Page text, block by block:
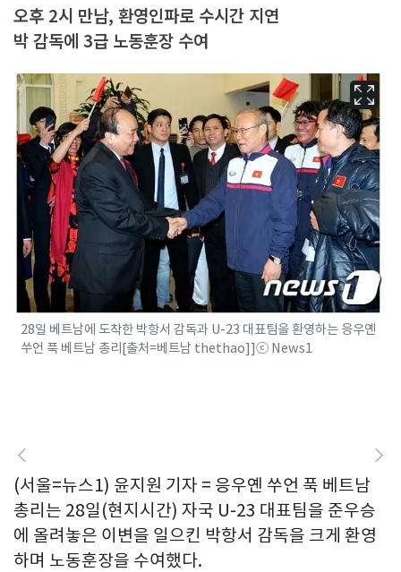
오후 2시 만남, 환영인파로 수시간 지연
박 감독에 3급 노동훈장 수여
28일 베트남에 도착한 박항서 감독과 U-23 대표팀을 환영하는 응우옌
쑤언 푹 베트남 총리[출처=베트남 thethao]]ⓒ News1
(서울=뉴스1) 윤지원 기자 = 응우옌 쑤언 푹 베트남
총리는 28일(현지시간) 자국 U-23 대표팀을 준우승
에 올려놓은 이변을 일으킨 박항서 감독을 크게 환영
하며 노동훈장을 수여했다.